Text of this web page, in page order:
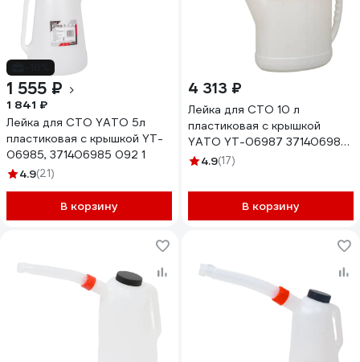
1 555 ₽
1 841 ₽
Лейка для СТО YATO 5л
пластиковая с крышкой YT-
06985, 371406985 092 1
4.9(21)
В корзину
4 313 ₽
Лейка для СТО 10 л
пластиковая с крышкой
YATO YT-06987 371406987
092 1
4.9(17)
В корзину